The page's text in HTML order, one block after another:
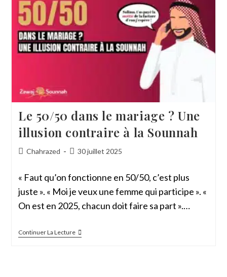
Le 50/50 dans le mariage ? Une
illusion contraire à la Sounnah
Chahrazed 30 juillet 2025
« Faut qu’on fonctionne en 50/50, c’est plus
juste ». « Moi je veux une femme qui participe ». «
On est en 2025, chacun doit faire sa part ».…
Continuer La Lecture